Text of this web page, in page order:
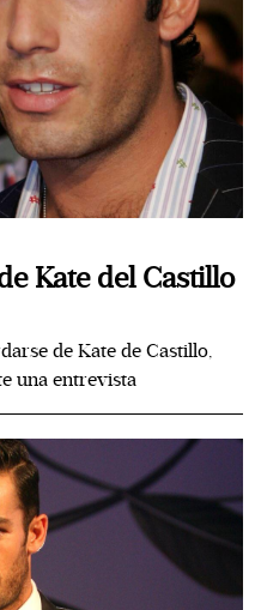
Kate del Castillo
de Kate de Castillo,
una entrevista